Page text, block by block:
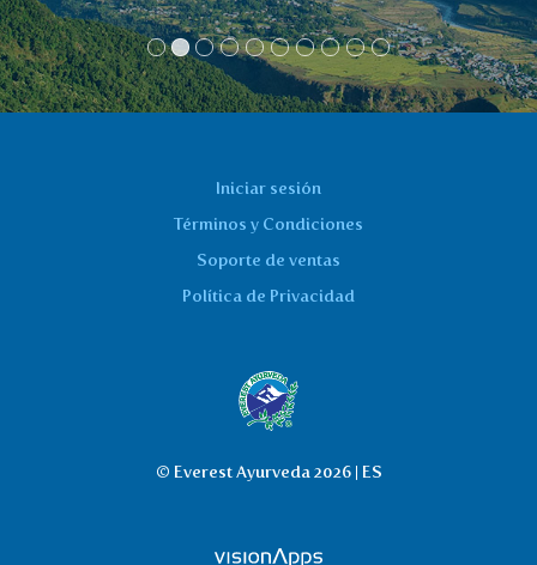
Hana
Iniciar sesión
Términos y Condiciones
Soporte de ventas